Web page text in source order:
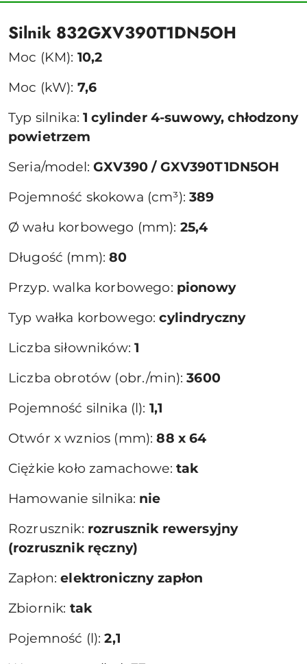
Silnik 832GXV390T1DN5OH
Moc (KM): 10,2
Moc (kW): 7,6
Typ silnika:1 cylinder 4-suwowy, chłodzony
powietrzem
Seria/model:GXV390 / GXV390T1DN5OH
Pojemność skokowa (cm³): 389
Ø wału korbowego (mm): 25,4
Długość (mm):80
Przyp. walka korbowego: pionowy
Typ wałka korbowego:cylindryczny
Liczba siłowników:1
Liczba obrotów (obr./min):3600
Pojemność silnika (l): 1,1
Otwór x wznios (mm):88 x 64
Ciężkie koło zamachowe: tak
Hamowanie silnika: nie
Rozrusznik: rozrusznik rewersyjny
(rozrusznik ręczny)
Zapłon:elektroniczny zapłon
Zbiornik: tak
Pojemność (l):2,1